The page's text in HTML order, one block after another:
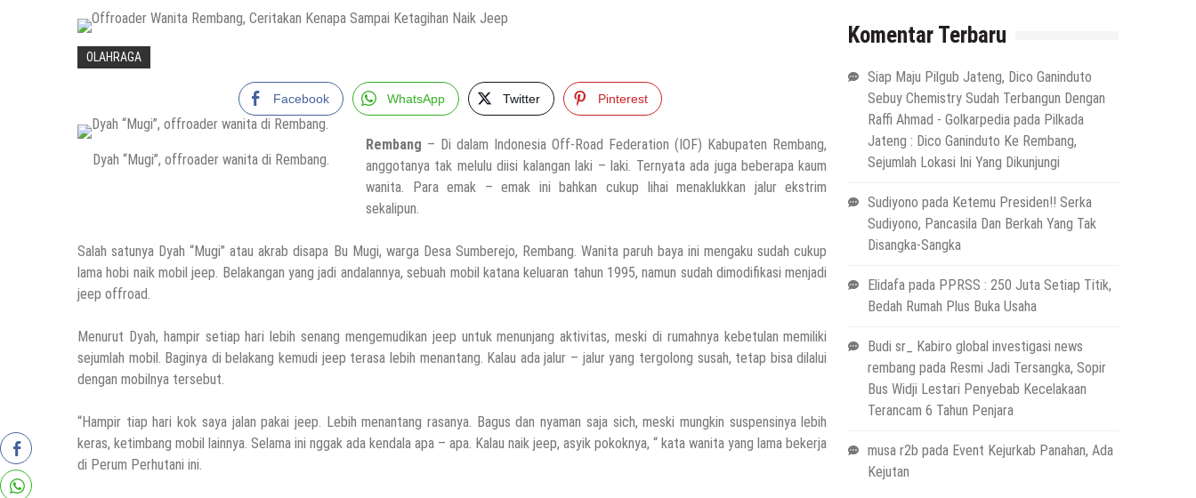
OLAHRAGA
Facebook WhatsApp Twitter Pinterest
Dyah “Mugi”, offroader wanita di Rembang.
Rembang – Di dalam Indonesia Off-Road Federation (IOF) Kabupaten Rembang,
anggotanya tak melulu diisi kalangan laki – laki. Ternyata ada juga beberapa kaum
wanita. Para emak – emak ini bahkan cukup lihai menaklukkan jalur ekstrim
sekalipun.
Salah satunya Dyah “Mugi” atau akrab disapa Bu Mugi, warga Desa Sumberejo, Rembang. Wanita paruh baya ini mengaku sudah cukup
lama hobi naik mobil jeep. Belakangan yang jadi andalannya, sebuah mobil katana keluaran tahun 1995, namun sudah dimodifikasi menjadi
jeep offroad.
Menurut Dyah, hampir setiap hari lebih senang mengemudikan jeep untuk menunjang aktivitas, meski di rumahnya kebetulan memiliki
sejumlah mobil. Baginya di belakang kemudi jeep terasa lebih menantang. Kalau ada jalur – jalur yang tergolong susah, tetap bisa dilalui
dengan mobilnya tersebut.
“Hampir tiap hari kok saya jalan pakai jeep. Lebih menantang rasanya. Bagus dan nyaman saja sich, meski mungkin suspensinya lebih
keras, ketimbang mobil lainnya. Selama ini nggak ada kendala apa – apa. Kalau naik jeep, asyik pokoknya, “ kata wanita yang lama bekerja
di Perum Perhutani ini.
Komentar Terbaru
Siap Maju Pilgub Jateng, Dico Ganinduto
Sebuy Chemistry Sudah Terbangun Dengan
Raffi Ahmad - Golkarpediapada Pilkada
Jateng : Dico Ganinduto Ke Rembang,
Sejumlah Lokasi Ini Yang Dikunjungi
Sudiyono pada Ketemu Presiden!! Serka
Sudiyono, Pancasila Dan Berkah Yang Tak
Disangka-Sangka
Elidafapada PPRSS : 250 Juta Setiap Titik,
Bedah Rumah Plus Buka Usaha
Budi sr_ Kabiro global investigasi news
rembang pada Resmi Jadi Tersangka, Sopir
Bus Widji Lestari Penyebab Kecelakaan
Terancam 6 Tahun Penjara
musa r2b pada Event Kejurkab Panahan, Ada
Kejutan